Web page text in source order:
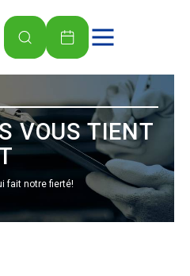
VOUS TIENT
fait notre fierté!